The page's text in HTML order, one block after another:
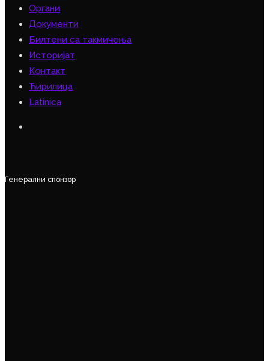
Органи
Документи
Билтени са такмичења
Историјат
Контакт
Ћирилица
Latinica
Генерални спонзор